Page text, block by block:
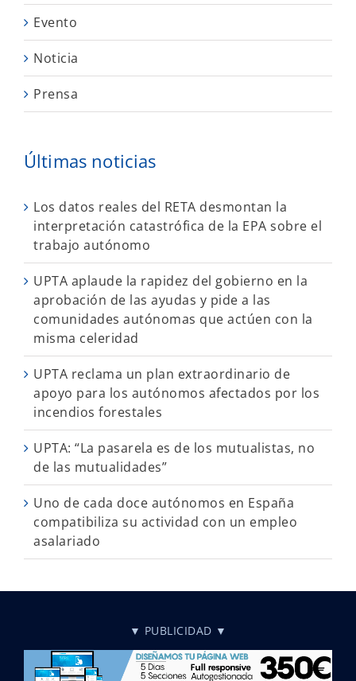
Evento
Noticia
Prensa
Últimas noticias
Los datos reales del RETA desmontan la
interpretación catastrófica de la EPA sobre el
trabajo autónomo
UPTA aplaude la rapidez del gobierno en la
aprobación de las ayudas y pide a las
comunidades autónomas que actúen con la
misma celeridad
UPTA reclama un plan extraordinario de
apoyo para los autónomos afectados por los
incendios forestales
UPTA: “La pasarela es de los mutualistas, no
de las mutualidades”
Uno de cada doce autónomos en España
compatibiliza su actividad con un empleo
asalariado
▼ PUBLICIDAD ▼